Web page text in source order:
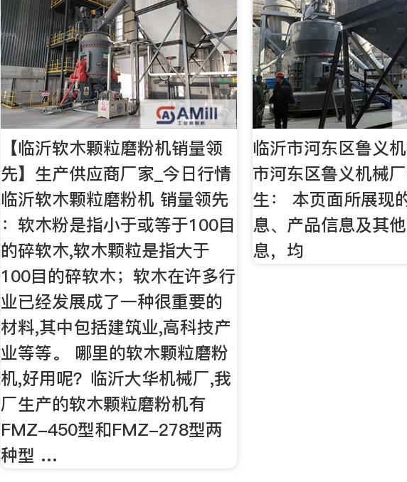
【临沂软木颗粒磨粉机销量领
先】生产供应商厂家_今日行情
临沂软木颗粒磨粉机 销量领先
：软木粉是指小于或等于100目
的碎软木,软木颗粒是指大于
100目的碎软木；软木在许多行
业已经发展成了一种很重要的
材料,其中包括建筑业,高科技产
业等等。 哪里的软木颗粒磨粉
机,好用呢？临沂大华机械厂,我
厂生产的软木颗粒磨粉机有
FMZ-450型和FMZ-278型两
种型 …
临沂市河东区鲁义
市河东区鲁义机械
生： 本页面所展现
息、产品信息及其
息，均